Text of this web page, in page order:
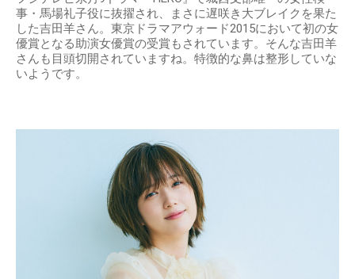
事・馬場礼子役に抜擢され、まさに遅咲き大ブレイクを果た
した吉田羊さん。東京ドラマアウォード2015において初の女
優賞となる助演女優賞の受賞もされています。そんな吉田羊
さんも目頭切開されていますね。特徴的な鼻は整形していな
いようです。